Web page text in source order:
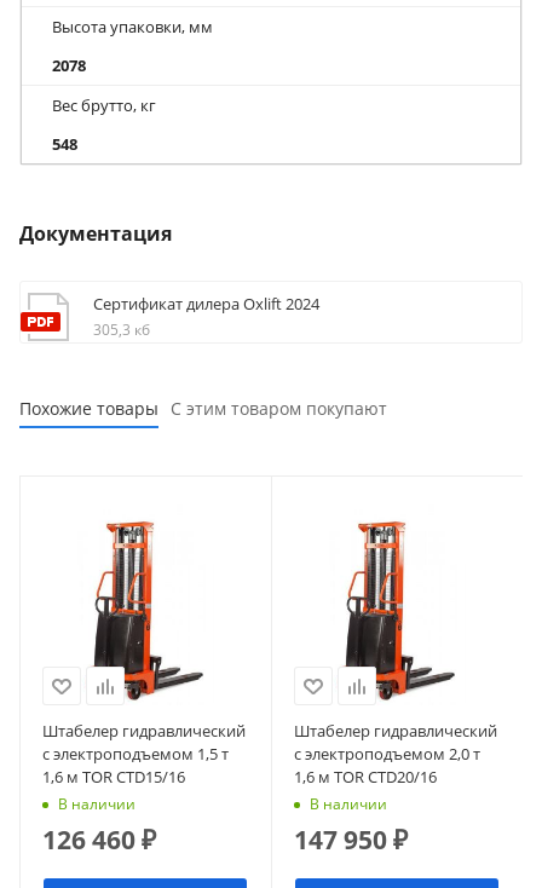
Высота упаковки, мм
2078
Вес брутто, кг
548
Документация
Сертификат дилера Oxlift 2024
305,3 кб
Похожие товары С этим товаром покупают
Штабелер гидравлический
с электроподъемом 1,5 т
1,6 м TOR CTD15/16
В наличии
126 460₽
Штабелер гидравлический
с электроподъемом 2,0 т
1,6 м TOR CTD20/16
В наличии
147 950₽